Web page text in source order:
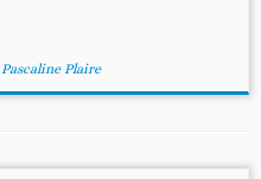
Pascaline Plaire